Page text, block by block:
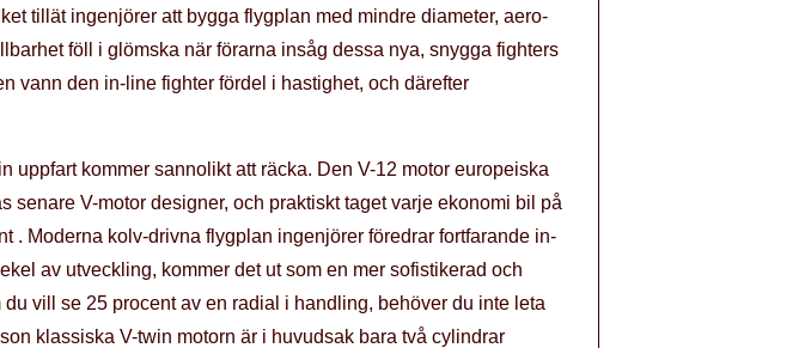
tillät ingenjörer att bygga flygplan med mindre diameter, aero-
föll i glömska när förarna insåg dessa nya, snygga fighters
vann den in-line fighter fördel i hastighet, och därefter
uppfart kommer sannolikt att räcka. Den V-12 motor europeiska
V-motor designer, och praktiskt taget varje ekonomi bil på
. Moderna kolv-drivna flygplan ingenjörer föredrar fortfarande in-
av utveckling, kommer det ut som en mer sofistikerad och
vill se 25 procent av en radial i handling, behöver du inte leta
klassiska V-twin motorn är i huvudsak bara två cylindrar